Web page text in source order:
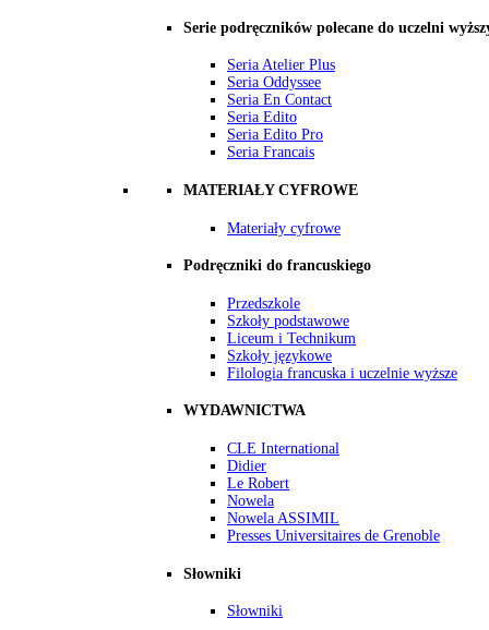
Serie podręczników polecane do uczelni
Seria Atelier Plus
Seria Oddyssee
Seria En Contact
Seria Edito
Seria Edito Pro
Seria Francais
MATERIAŁY CYFROWE
Materiały cyfrowe
Podręczniki do francuskiego
Przedszkole
Szkoły podstawowe
Liceum i Technikum
Szkoły językowe
Filologia francuska i uczelnie wyższe
WYDAWNICTWA
CLE International
Didier
Le Robert
Nowela
Nowela ASSIMIL
Presses Universitaires de Grenoble
Słowniki
Słowniki